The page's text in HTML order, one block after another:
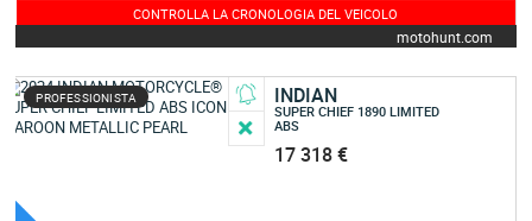
CONTROLLA LA CRONOLOGIA DEL VEICOLO
motohunt.com
PROFESSIONISTA INDIAN
SUPER CHIEF 1890 LIMITED
ABS
17 318 €